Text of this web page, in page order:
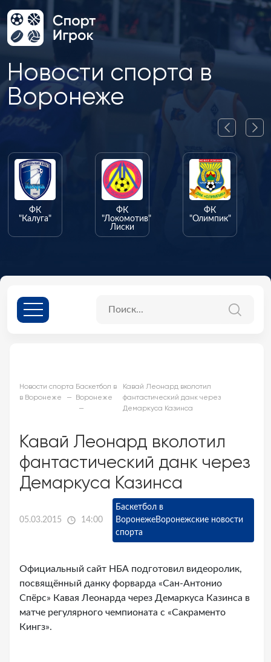
Новости спорта в
Воронеже
ФК
"Калуга"
ФК
"Локомотив"
Лиски
ФК
"Олимпик"
Новости спорта
в Воронеже
Баскетбол в
Воронеже
Кавай Леонард вколотил
фантастический данк через
Демаркуса Казинса
Кавай Леонард вколотил
фантастический данк через
Демаркуса Казинса
05.03.2015 14:00
Баскетбол в
ВоронежеВоронежские новости
спорта
Официальный сайт НБА подготовил видеоролик,
посвящённый данку форварда «Сан-Антонио
Спёрс» Кавая Леонарда через Демаркуса Казинса в
матче регулярного чемпионата с «Сакраменто
Кингз».